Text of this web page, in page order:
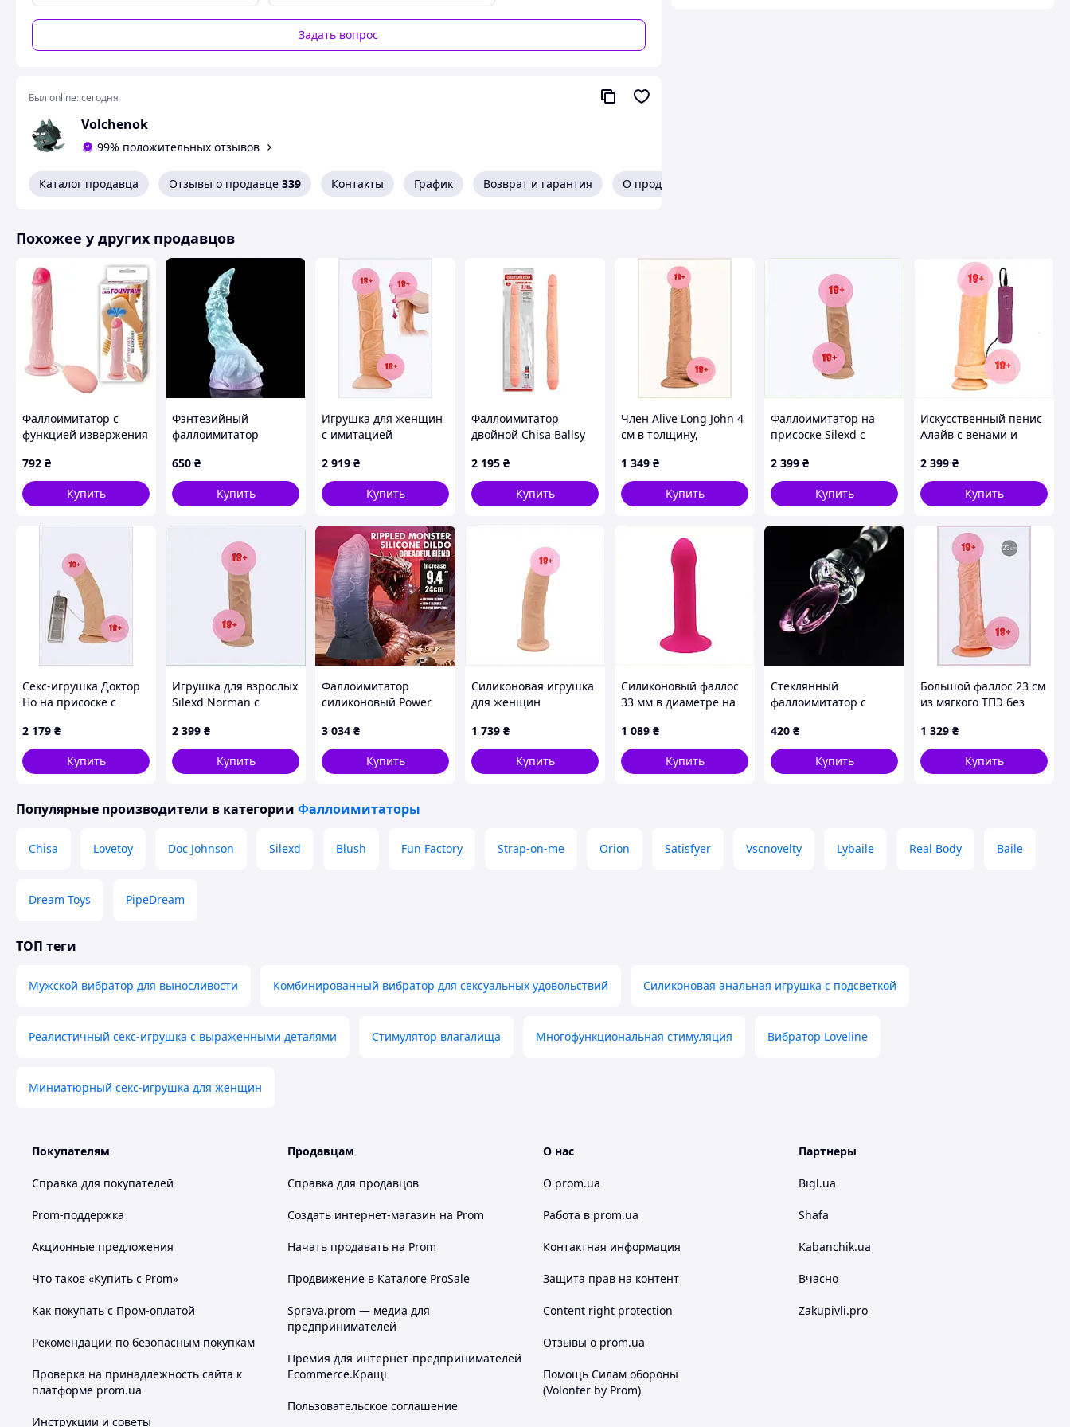
Задать вопрос
Был online:сегодня
Volchenok
99% положительных отзывов
Каталог продавца Отзывы о продавце 339 Контакты График Возврат и гарантия О продавце
Похожее у других продавцов
Фаллоимитатор с
функцией извержения
792 ₴
Купить
Фэнтезийный
фаллоимитатор
открой дверь в мир
ярких фантазий!
650 ₴
Купить
Игрушка для женщин
с имитацией
органа 72X8621T
2 919 ₴
Купить
Фаллоимитатор
двойной Chisa Ballsy
Love # 02, телесный
2 195 ₴
Купить
Член Alive Long John 4
см в толщину,
1 349 ₴
Купить
Фаллоимитатор на
присоске Silexd с
X728A609K
2 399 ₴
Купить
Искусственный пенис
Алайв с венами и
2 399 ₴
Купить
Секс-игрушка Доктор
Но на присоске с
72860XA6
2 179 ₴
Купить
Игрушка для взрослых
Silexd Norman с
XKA728609
2 399 ₴
Купить
Фаллоимитатор
силиконовый Power
Fiend на присоске,
фиолетовый, 24 см
3 034 ₴
Купить
Силиконовая игрушка
для женщин
72HB8619
1 739 ₴
Купить
Силиконовый фаллос
33 мм в диаметре на
1 089 ₴
Купить
Стеклянный
фаллоимитатор с
420 ₴
Купить
Большой фаллос 23 см
из мягкого ТПЭ без
1 329 ₴
Купить
Популярные производители в категории Фаллоимитаторы
Chisa Lovetoy Doc Johnson Silexd Blush Fun Factory Strap-on-me Orion Satisfyer Vscnovelty Lybaile Real Body Baile
Dream Toys PipeDream
ТОП теги
Мужской вибратор для выносливости Комбинированный вибратор для сексуальных удовольствий Силиконовая анальная игрушка с подсветкой
Реалистичный секс-игрушка с выраженными деталями Стимулятор влагалища Многофункциональная стимуляция Вибратор Loveline
Миниатюрный секс-игрушка для женщин
Покупателям
Справка для покупателей
Prom-поддержка
Акционные предложения
Что такое «Купить с Prom»
Как покупать с Пром-оплатой
Рекомендации по безопасным покупкам
Проверка на принадлежность сайта к
платформе prom.ua
Инструкции и советы
Продавцам
Справка для продавцов
Создать интернет-магазин на Prom
Начать продавать на Prom
Продвижение в Каталоге ProSale
Sprava.prom — медиа для
предпринимателей
Премия для интернет-предпринимателей
Ecommerce.Кращі
Пользовательское соглашение
О нас
О prom.ua
Работа в prom.ua
Контактная информация
Защита прав на контент
Content right protection
Отзывы о prom.ua
Помощь Силам обороны
(Volonter by Prom)
Партнеры
Bigl.ua
Shafa
Kabanchik.ua
Вчасно
Zakupivli.pro